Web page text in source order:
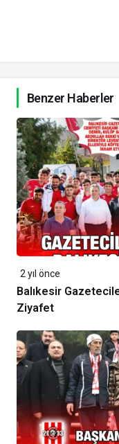
Benzer Haberler
2 yıl önce
Balıkesir
Ziyafet